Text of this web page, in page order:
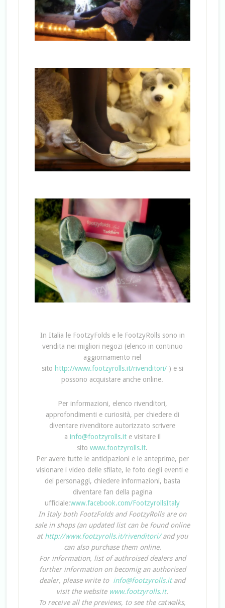
In Italia le FootzyFolds e le FootzyRolls sono in
vendita nei migliori negozi (elenco in continuo
aggiornamento nel
sito http://www.footzyrolls.it/rivenditori/) e si
possono acquistare anche online.
Per informazioni, elenco rivenditori,
approfondimenti e curiosità, per chiedere di
diventare rivenditore autorizzato scrivere
a info@footzyrolls.ite visitare il
sitowww.footzyrolls.it.
Per avere tutte le anticipazioni e le anteprime, per
visionare i video delle sfilate, le foto degli eventi e
dei personaggi, chiedere informazioni, basta
diventare fan della pagina
ufficiale:www.facebook.com/FootzyrollsItaly
In Italy both FootzFolds and FootzyRolls are on
sale in shops (an updated list can be found online
at http://www.footzyrolls.it/rivenditori/and you
can also purchase them online.
For information, list of authroised dealers and
further information on becomig an authorised
dealer, please write to info@footzyrolls.itand
visit the website www.footzyrolls.it.
To receive all the previews, to see the catwalks,